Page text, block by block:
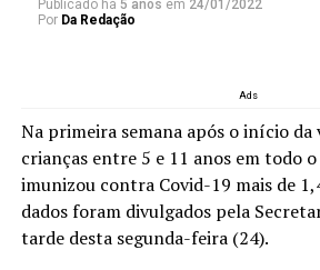
Publicado há 5 anos em 24/01/2022
Por Da Redação
Ads
Na primeira semana após o início da
crianças entre 5 e 11 anos em todo
imunizou contra Covid-19 mais de
dados foram divulgados pela
tarde desta segunda-feira (24).